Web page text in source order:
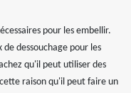
pour les embellir.
dessouchage pour les
qu'il peut utiliser des
raison qu'il peut faire un